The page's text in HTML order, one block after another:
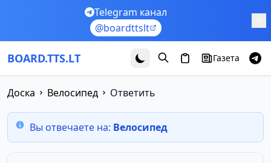
Перейти к основному содержимому
Telegram канал
@boardttslt
BOARD.TTS.LT Газета
Доска Велосипед Ответить
Вы отвечаете на: Велосипед